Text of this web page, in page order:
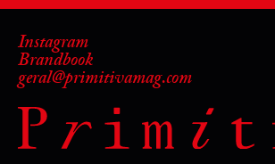
Instagram
Brandbook
geral@primitivamag.com